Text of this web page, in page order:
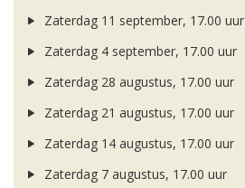
Zaterdag 11 september, 17.00 uur
Zaterdag 4 september, 17.00 uur
Zaterdag 28 augustus, 17.00 uur
Zaterdag 21 augustus, 17.00 uur
Zaterdag 14 augustus, 17.00 uur
Zaterdag 7 augustus, 17.00 uur